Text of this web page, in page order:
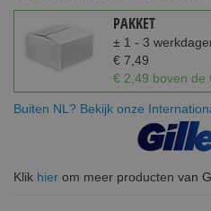
PAKKET
± 1 - 3
€ 7,49
€ 2,49 boven de
Buiten NL? Bekijk onze
Klik hier om meer producten van